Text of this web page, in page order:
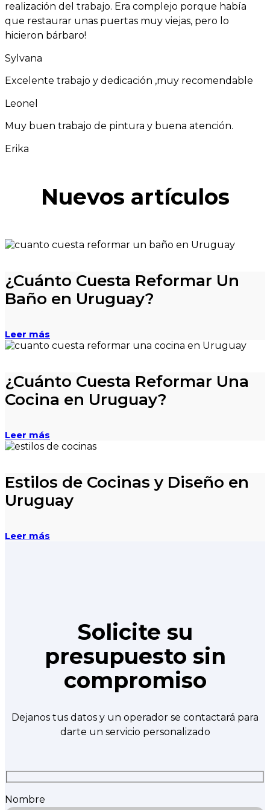
realización del trabajo. Era complejo porque había
que restaurar unas puertas muy viejas, pero lo
hicieron bárbaro!
Sylvana
Excelente trabajo y dedicación ,muy recomendable
Leonel
Muy buen trabajo de pintura y buena atención.
Erika
Nuevos artículos
¿Cuánto Cuesta Reformar Un
Baño en Uruguay?
Leer más
¿Cuánto Cuesta Reformar Una
Cocina en Uruguay?
Leer más
Estilos de Cocinas y Diseño en
Uruguay
Leer más
Solicite su
presupuesto sin
compromiso
Dejanos tus datos y un operador se contactará para
darte un servicio personalizado
Nombre